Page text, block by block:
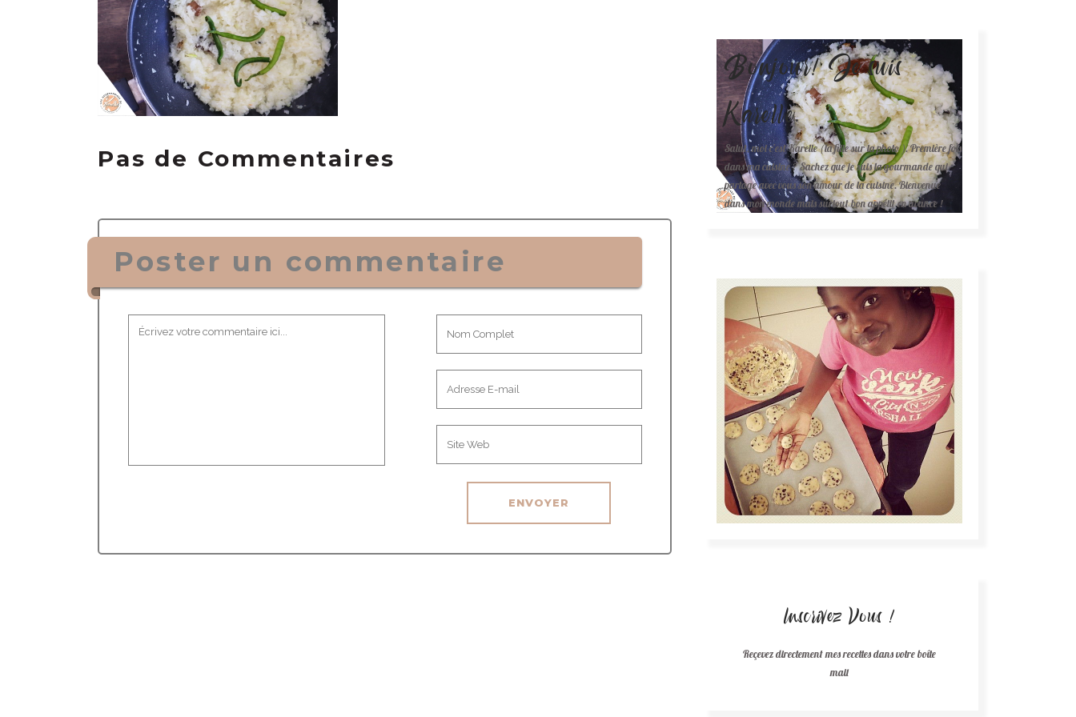
Pas de Commentaires
Poster un commentaire
Bonjour! Je suis
Karelle.
Salut, moi c'est Karelle (la fille sur la photo ). Première fois
dans ma cuisine ? Sachez que je suis la gourmande qui
partage avec vous son amour de la cuisine. Bienvenue
dans mon monde mais surtout bon appétit en avance !
Inscrivez Vous !
Reçevez directement mes recettes dans votre boîte
mail